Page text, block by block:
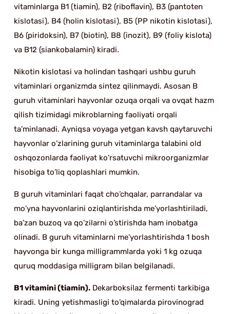
vitaminlarga B1 (tiamin), B2 (riboflavin), B3 (pantoten
kislotasi), B4 (holin kislotasi), B5 (PP nikotin kislotasi),
B6 (piridoksin), B7 (biotin), B8 (inozit), B9 (foliy kislota)
va B12 (siankobalamin) kiradi.
Nikotin kislotasi va holindan tashqari ushbu guruh
vitaminlari organizmda sintez qilinmaydi. Asosan B
guruh vitaminlari hayvonlar ozuqa orqali va ovqat hazm
qilish tizimidagi mikroblarning faoliyati orqali
ta’minlanadi. Ayniqsa voyaga yetgan kavsh qaytaruvchi
hayvonlar o’zlarining guruh vitaminlarga talabini old
oshqozonlarda faoliyat ko’rsatuvchi mikroorganizmlar
hisobiga to’liq qoplashlari mumkin.
B guruh vitaminlari faqat cho’chqalar, parrandalar va
mo’yna hayvonlarini oziqlantirishda me’yorlashtiriladi,
ba’zan buzoq va qo’zilarni o’stirishda ham inobatga
olinadi. B guruh vitaminlarni me’yorlashtirishda 1 bosh
hayvonga bir kunga milligrammlarda yoki 1 kg ozuqa
quruq moddasiga milligram bilan belgilanadi.
B1 vitamini (tiamin).Dekarboksilaz fermenti tarkibiga
kiradi. Uning yetishmasligi to’qimalarda pirovinograd